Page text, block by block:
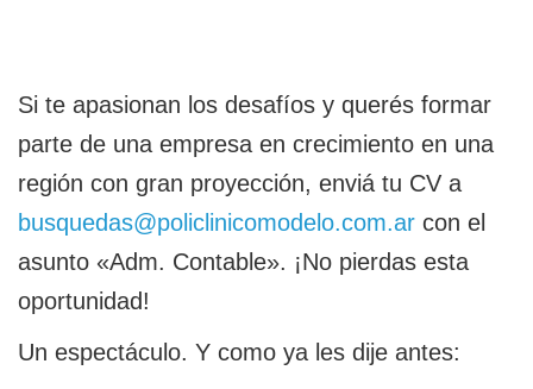
Si te apasionan los desafíos y querés formar
parte de una empresa en crecimiento en una
región con gran proyección, enviá tu CV a
busquedas@policlinicomodelo.com.ar con el
asunto «Adm. Contable». ¡No pierdas esta
oportunidad!
Un espectáculo. Y como ya les dije antes: